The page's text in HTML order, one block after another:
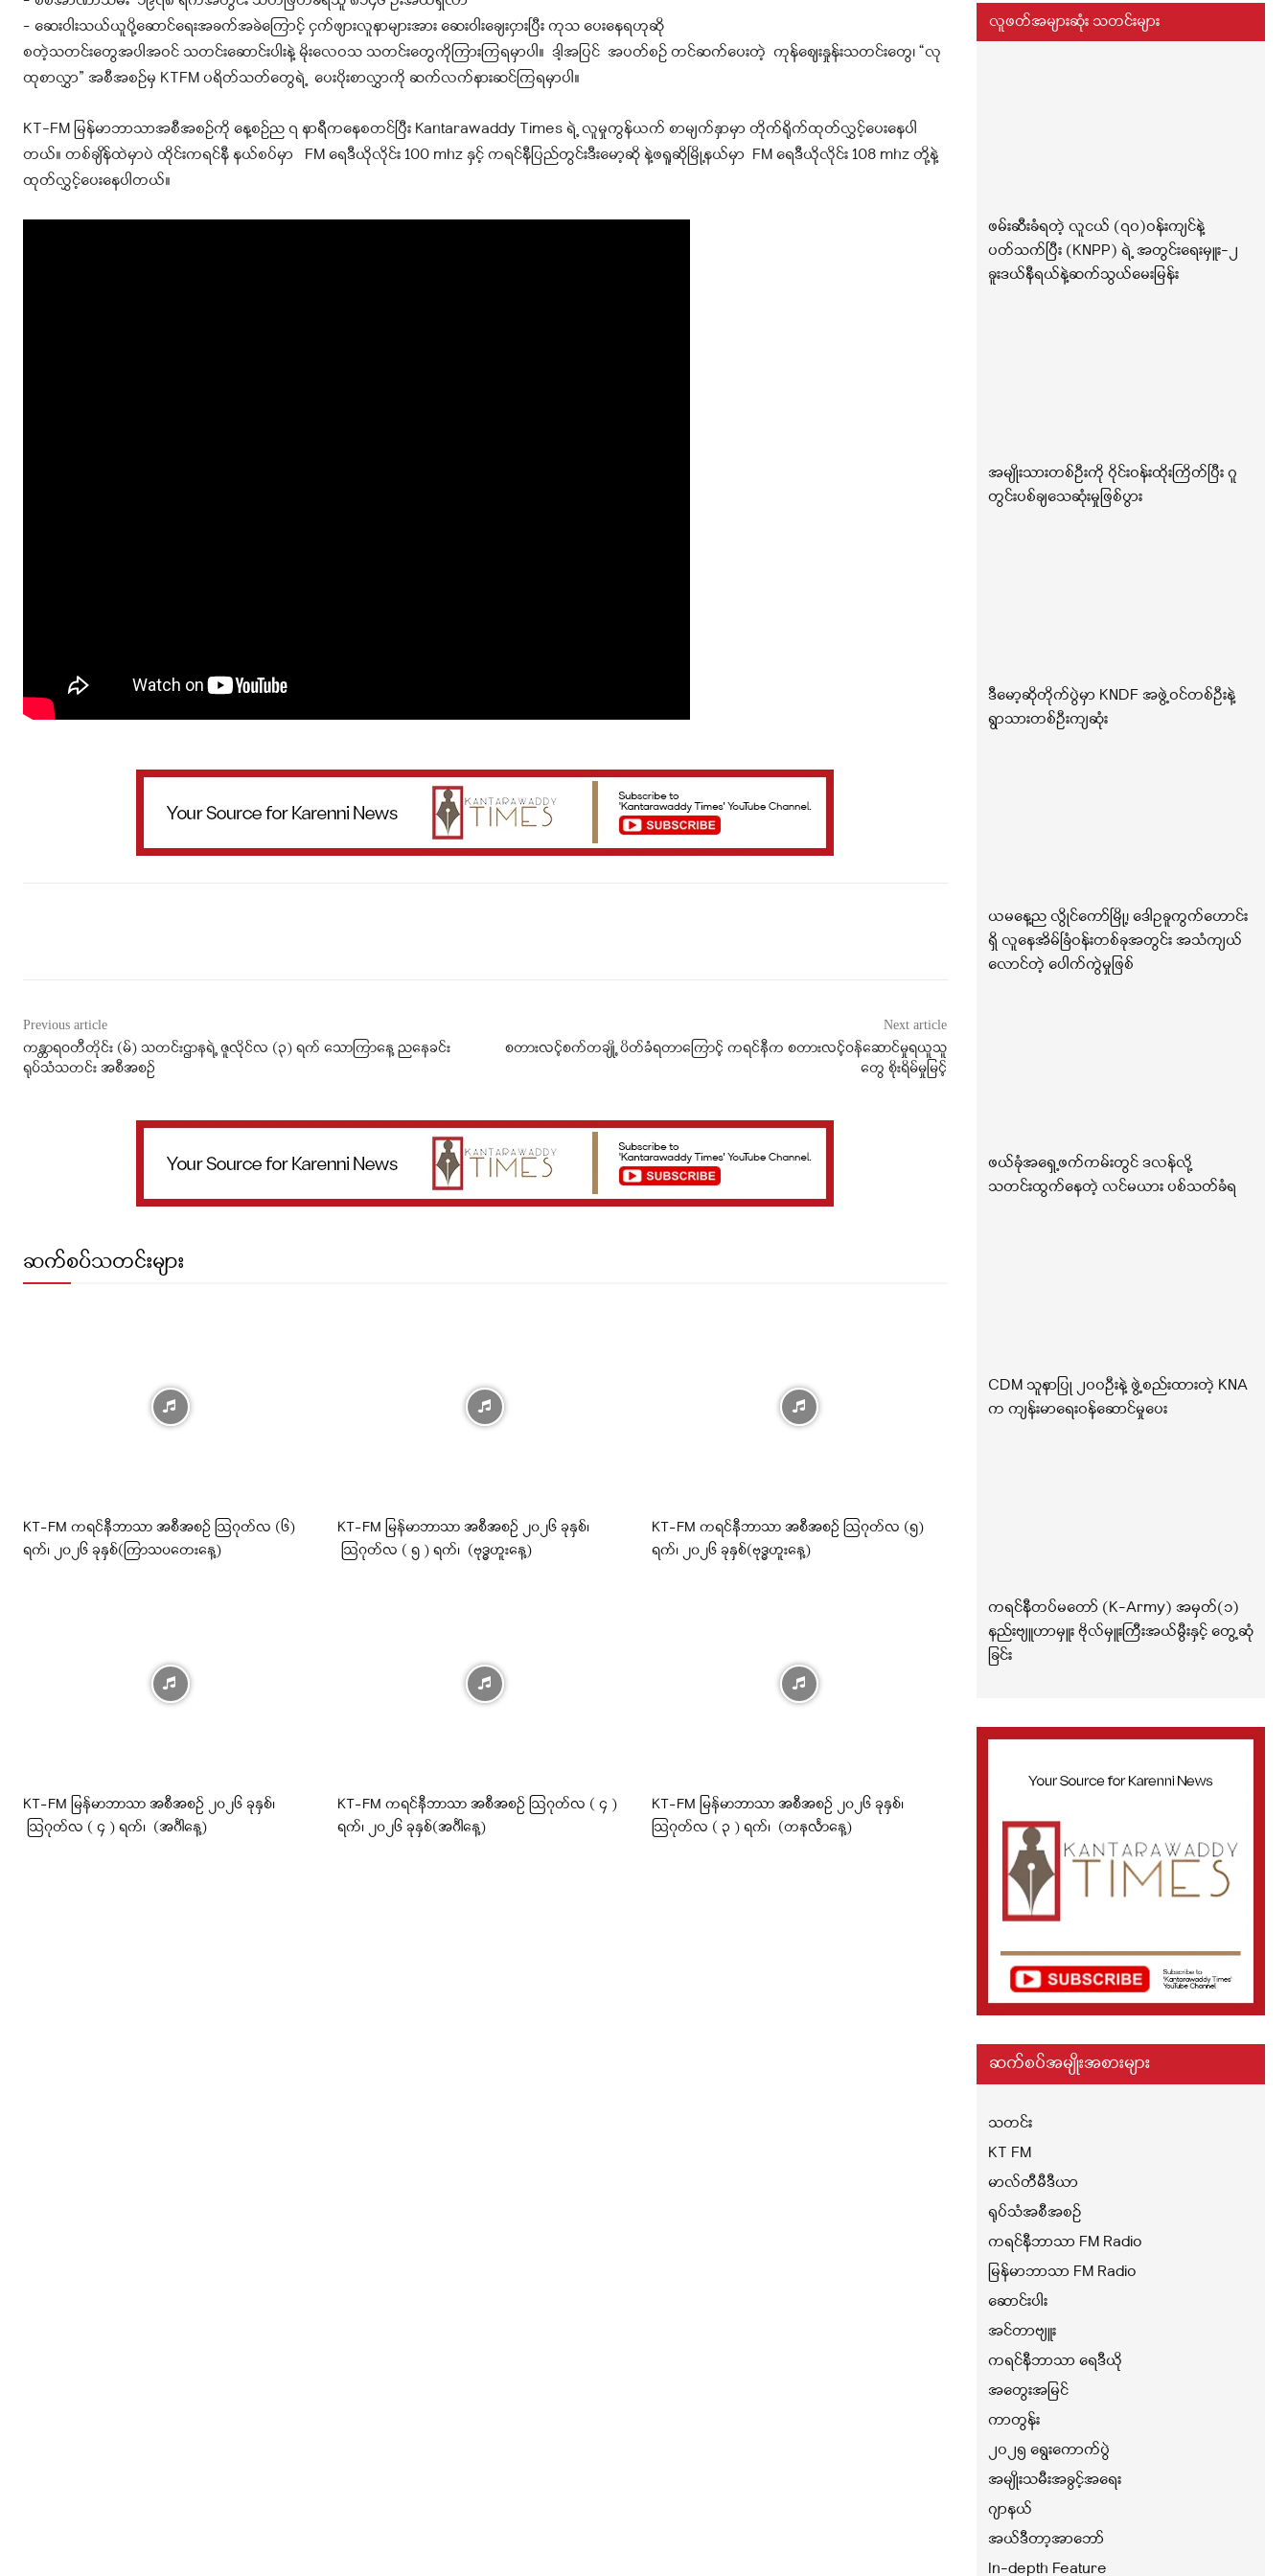
– ဆေးဝါးသယ်ယူပို့ဆောင်ရေးအခက်အခဲကြောင့် ငှက်ဖျားလူနာများအား ဆေးဝါးချေးငှားပြီး ကုသ ပေးနေရဟုဆို
စတဲ့သတင်းတွေအပါအဝင် သတင်းဆောင်းပါးနဲ့ မိုးလေဝသ သတင်းတွေကိုကြားကြရမှာပါ။ ဒါ့အပြင် အပတ်စဉ် တင်ဆက်ပေးတဲ့ ကုန်ဈေးနှုန်းသတင်းတွေ၊ “လု
ထုစာလွှာ” အစီအစဉ်မှ KTFM ပရိတ်သတ်တွေရဲ့ ပေးပိုးစာလွှာကို ဆက်လက်နားဆင်ကြရမှာပါ။
KT-FM မြန်မာဘာသာအစီအစဉ်ကို နေ့စဉ်ည ၇ နာရီကနေစတင်ပြီး Kantarawaddy Times ရဲ့ လူမှုကွန်ယက် စာမျက်နှာမှာ တိုက်ရိုက်ထုတ်လွှင့်ပေးနေပါ
တယ်။ တစ်ချိန်ထဲမှာပဲ ထိုင်းကရင်နီ နယ်စပ်မှာ FM ရေဒီယိုလိုင်း 100 mhz နှင့် ကရင်နီပြည်တွင်းဒီးမော့ဆို နဲ့ဖရူဆိုမြို့နယ်မှာ FM ရေဒီယိုလိုင်း 108 mhz တို့နဲ့
ထုတ်လွှင့်ပေးနေပါတယ်။
Previous article
ကန္တာရဝတီတိုင်း (မ်) သတင်းဌာနရဲ့ ဇူလိုင်လ (၃) ရက် သောကြာနေ့ ညနေခင်း
ရုပ်သံသတင်း အစီအစဉ်
Next article
စတားလင့်စက်တချို့ ပိတ်ခံရတာကြောင့် ကရင်နီက စတားလင့်ဝန်ဆောင်မှုရယူသူ
တွေ စိုးရိမ်မှုမြင့်
ဆက်စပ်သတင်းများ
KT-FM ကရင်နီဘာသာ အစီအစဉ် ဩဂုတ်လ (၆)
ရက်၊ ၂၀၂၆ ခုနှစ်(ကြာသပတေးနေ့)
KT-FM မြန်မာဘာသာ အစီအစဉ် ၂၀၂၆ ခုနှစ်၊
ဩဂုတ်လ ( ၅ ) ရက်၊ (ဗုဒ္ဓဟူးနေ့)
KT-FM ကရင်နီဘာသာ အစီအစဉ် ဩဂုတ်လ (၅)
ရက်၊ ၂၀၂၆ ခုနှစ်(ဗုဒ္ဓဟူးနေ့)
KT-FM မြန်မာဘာသာ အစီအစဉ် ၂၀၂၆ ခုနှစ်၊
ဩဂုတ်လ ( ၄ ) ရက်၊ (အင်္ဂါနေ့)
KT-FM ကရင်နီဘာသာ အစီအစဉ် ဩဂုတ်လ ( ၄ )
ရက်၊ ၂၀၂၆ ခုနှစ်(အင်္ဂါနေ့)
KT-FM မြန်မာဘာသာ အစီအစဉ် ၂၀၂၆ ခုနှစ်၊
ဩဂုတ်လ ( ၃ ) ရက်၊ (တနင်္လာနေ့)
လူဖတ်အများဆုံး သတင်းများ
ဖမ်းဆီးခံရတဲ့ လူငယ် (၇၀)ဝန်းကျင်နဲ့
ပတ်သက်ပြီး (KNPP) ရဲ့ အတွင်းရေးမှူး-၂
ခူးဒယ်နီရယ်နဲ့ဆက်သွယ်မေးမြန်း
အမျိုးသားတစ်ဦးကို ဝိုင်းဝန်းထိုးကြိတ်ပြီး ဂူ
တွင်းပစ်ချသေဆုံးမှုဖြစ်ပွား
ဒီမော့ဆိုတိုက်ပွဲမှာ KNDF အဖွဲ့ဝင်တစ်ဦးနဲ့
ရွာသားတစ်ဦးကျဆုံး
ယမနေ့ည လွိုင်ကော်မြို့၊ ဒေါဥခူကွက်ဟောင်း
ရှိ လူနေအိမ်ခြံဝန်းတစ်ခုအတွင်း အသံကျယ်
လောင်တဲ့ ပေါက်ကွဲမှုဖြစ်
ဖယ်ခုံအရှေ့ဖက်ကမ်းတွင် ဒလန်လို့
သတင်းထွက်နေတဲ့ လင်မယား ပစ်သတ်ခံရ
CDM သူနာပြု ၂၀၀ဦးနဲ့ ဖွဲ့စည်းထားတဲ့ KNA
က ကျန်းမာရေးဝန်ဆောင်မှုပေး
ကရင်နီတပ်မတော် (K-Army) အမှတ်(၁)
နည်းဗျူဟာမှူး ဗိုလ်မှူးကြီးအယ်မွီးနှင့် တွေ့ဆုံ
ခြင်း
ဆက်စပ်အမျိုးအစားများ
သတင်း
KT FM
မာလ်တီမီဒီယာ
ရုပ်သံအစီအစဉ်
ကရင်နီဘာသာ FM Radio
မြန်မာဘာသာ FM Radio
ဆောင်းပါး
အင်တာဗျူး
ကရင်နီဘာသာ ရေဒီယို
အတွေးအမြင်
ကာတွန်း
၂၀၂၅ ရွေးကောက်ပွဲ
အမျိုးသမီးအခွင့်အရေး
ဂျာနယ်
အယ်ဒီတာ့အာဘော်
In-depth Feature